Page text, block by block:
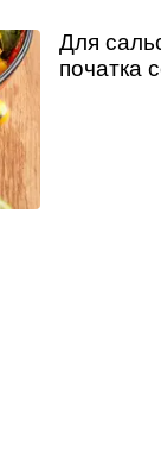
Для
початка